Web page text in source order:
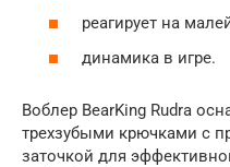
реагирует на
динамика в игре.
Воблер BearKing Rudra
трехзубыми крючками с
заточкой для